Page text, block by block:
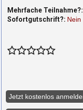
Mehrfache Teilnahme?:
Sofortgutschrift?: Nein